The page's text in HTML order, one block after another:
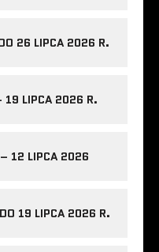
26 LIPCA 2026 R.
19 LIPCA 2026 R.
12 LIPCA 2026
19 LIPCA 2026 R.